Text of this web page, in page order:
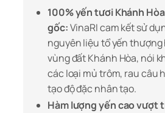
100% yến tươi Khánh
gốc:VinaRI cam kết sử
nguyên liệu tổ yến
vùng đất Khánh Hòa, nói
các loại mủ trôm, rau câu
tạo độ đặc nhân tạo.
Hàm lượng yến cao vượt